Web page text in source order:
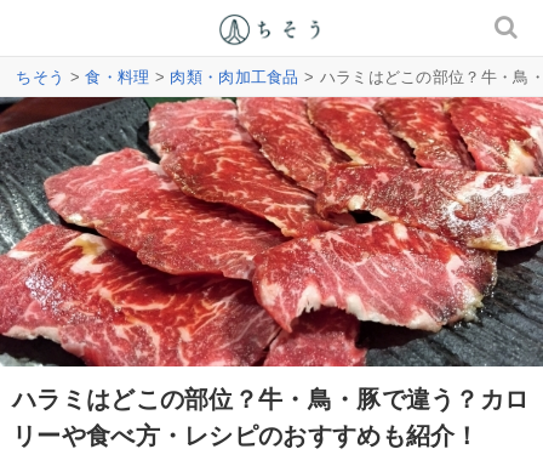
ちそう >食・料理 > 肉類・肉加工食品 > ハラミはどこの部位？牛・鳥
ハラミはどこの部位？牛・鳥・豚で違う？カロ
リーや食べ方・レシピのおすすめも紹介！